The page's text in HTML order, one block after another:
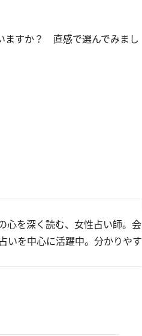
ますか？ 直感で選んでみまし
心を深く読む、女性占い師。会
いを中心に活躍中。分かりやす